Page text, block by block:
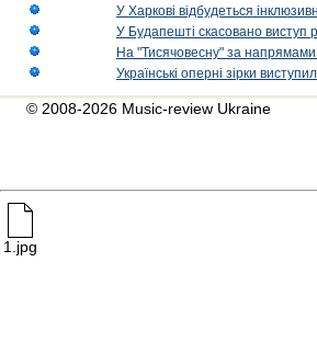
У Харкові відбудеться
У Будапешті скасовано виступ
На "Тисячовесну" за напрямами
Українські оперні зірки
© 2008-2026 Music-review Ukraine
1.jpg